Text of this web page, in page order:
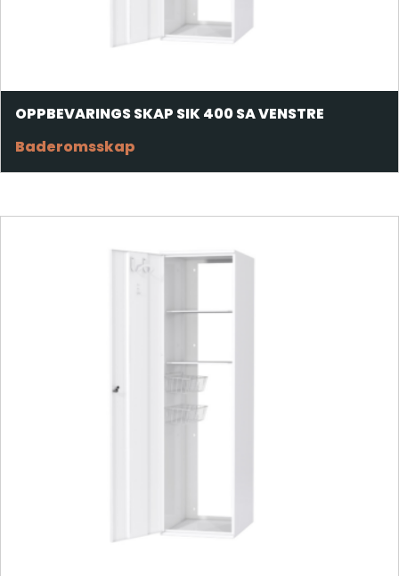
OPPBEVARINGS SKAP SIK 400 SA VENSTRE
Baderomsskap